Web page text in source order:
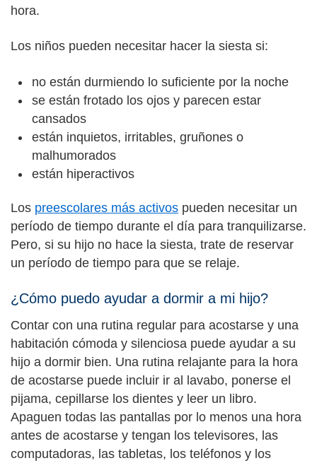
hora.
Los niños pueden necesitar hacer la siesta si:
no están durmiendo lo suficiente por la noche
se están frotado los ojos y parecen estar
cansados
están inquietos, irritables, gruñones o
malhumorados
están hiperactivos
Los preescolares más activos pueden necesitar un
período de tiempo durante el día para tranquilizarse.
Pero, si su hijo no hace la siesta, trate de reservar
un período de tiempo para que se relaje.
¿Cómo puedo ayudar a dormir a mi hijo?
Contar con una rutina regular para acostarse y una
habitación cómoda y silenciosa puede ayudar a su
hijo a dormir bien. Una rutina relajante para la hora
de acostarse puede incluir ir al lavabo, ponerse el
pijama, cepillarse los dientes y leer un libro.
Apaguen todas las pantallas por lo menos una hora
antes de acostarse y tengan los televisores, las
computadoras, las tabletas, los teléfonos y los